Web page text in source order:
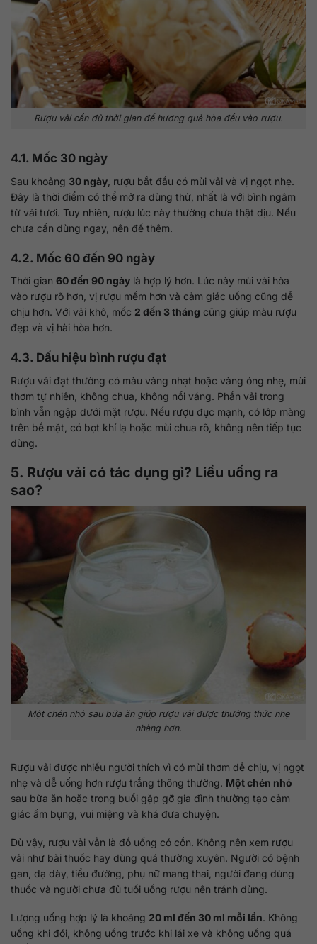
Rượu vải cần đủ thời gian để hương quả hòa đều vào rượu.
4.1. Mốc 30 ngày
Sau khoảng 30 ngày , rượu bắt đầu có mùi vải và vị ngọt nhẹ.
Đây là thời điểm có thể mở ra dùng thử, nhất là với bình ngâm
từ vải tươi. Tuy nhiên, rượu lúc này thường chưa thật dịu. Nếu
chưa cần dùng ngay, nên để thêm.
4.2. Mốc 60 đến 90 ngày
Thời gian 60 đến 90 ngày là hợp lý hơn. Lúc này mùi vải hòa
vào rượu rõ hơn, vị rượu mềm hơn và cảm giác uống cũng dễ
chịu hơn. Với vải khô, mốc 2 đến 3 tháng cũng giúp màu rượu
đẹp và vị hài hòa hơn.
4.3. Dấu hiệu bình rượu đạt
Rượu vải đạt thường có màu vàng nhạt hoặc vàng óng nhẹ, mùi
thơm tự nhiên, không chua, không nổi váng. Phần vải trong
bình vẫn ngập dưới mặt rượu. Nếu rượu đục mạnh, có lớp màng
trên bề mặt, có bọt khí lạ hoặc mùi chua rõ, không nên tiếp tục
dùng.
5. Rượu vải có tác dụng gì? Liều uống ra
sao?
Một chén nhỏ sau bữa ăn giúp rượu vải được thưởng thức nhẹ
nhàng hơn.
Rượu vải được nhiều người thích vì có mùi thơm dễ chịu, vị ngọt
nhẹ và dễ uống hơn rượu trắng thông thường. Một chén nhỏ
sau bữa ăn hoặc trong buổi gặp gỡ gia đình thường tạo cảm
giác ấm bụng, vui miệng và khá đưa chuyện.
Dù vậy, rượu vải vẫn là đồ uống có cồn. Không nên xem rượu
vải như bài thuốc hay dùng quá thường xuyên. Người có bệnh
gan, dạ dày, tiểu đường, phụ nữ mang thai, người đang dùng
thuốc và người chưa đủ tuổi uống rượu nên tránh dùng.
Lượng uống hợp lý là khoảng 20 ml đến 30 ml mỗi lần. Không
uống khi đói, không uống trước khi lái xe và không uống quá